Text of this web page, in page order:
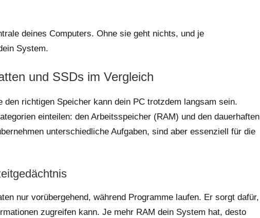
deines Computers. Ohne sie geht nichts, und je
System.
und SSDs im Vergleich
richtigen Speicher kann dein PC trotzdem langsam sein.
einteilen: den Arbeitsspeicher (RAM) und den dauerhaften
unterschiedliche Aufgaben, sind aber essenziell für die
nur vorübergehend, während Programme laufen. Er sorgt dafür,
zugreifen kann. Je mehr RAM dein System hat, desto